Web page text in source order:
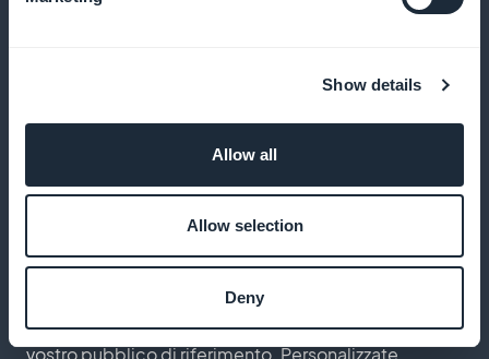
Show details
Allow all
Allow selection
Deny
massimizzare i profitti e di reinvestire in contenuti di
alta qualità
Pagine di abbonamento personalizzate
Create pagine di iscrizione che riflettano l'identità
del vostro marchio e coinvolgano direttamente il
vostro pubblico di riferimento. Personalizzate